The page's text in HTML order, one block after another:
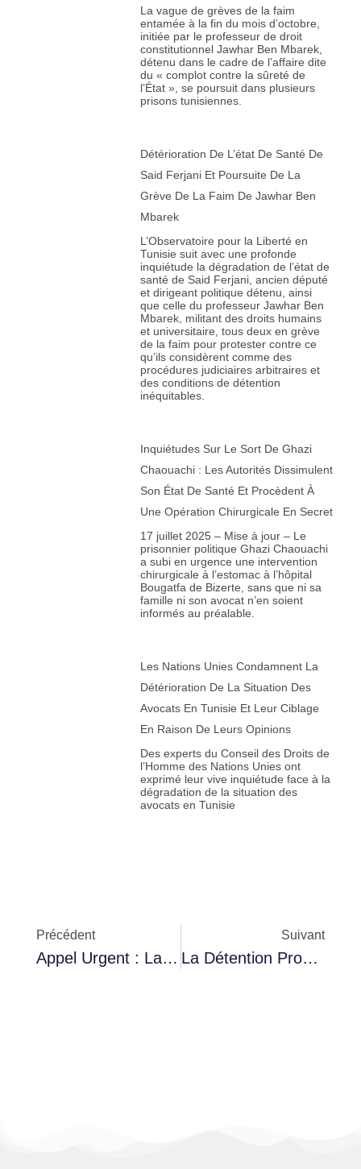
La vague de grèves de la faim
entamée à la fin du mois d’octobre,
initiée par le professeur de droit
constitutionnel Jawhar Ben Mbarek,
détenu dans le cadre de l’affaire dite
du « complot contre la sûreté de
l’État », se poursuit dans plusieurs
prisons tunisiennes.
Détérioration De L’état De Santé De
Said Ferjani Et Poursuite De La
Grève De La Faim De Jawhar Ben
Mbarek
L’Observatoire pour la Liberté en
Tunisie suit avec une profonde
inquiétude la dégradation de l’état de
santé de Said Ferjani, ancien député
et dirigeant politique détenu, ainsi
que celle du professeur Jawhar Ben
Mbarek, militant des droits humains
et universitaire, tous deux en grève
de la faim pour protester contre ce
qu’ils considèrent comme des
procédures judiciaires arbitraires et
des conditions de détention
inéquitables.
Inquiétudes Sur Le Sort De Ghazi
Chaouachi : Les Autorités Dissimulent
Son État De Santé Et Procèdent À
Une Opération Chirurgicale En Secret
17 juillet 2025 – Mise à jour – Le
prisonnier politique Ghazi Chaouachi
a subi en urgence une intervention
chirurgicale à l’estomac à l’hôpital
Bougatfa de Bizerte, sans que ni sa
famille ni son avocat n’en soient
informés au préalable.
Les Nations Unies Condamnent La
Détérioration De La Situation Des
Avocats En Tunisie Et Leur Ciblage
En Raison De Leurs Opinions
Des experts du Conseil des Droits de
l’Homme des Nations Unies ont
exprimé leur vive inquiétude face à la
dégradation de la situation des
avocats en Tunisie
Précédent
Appel Urgent : La Santé De La Militante Des Droits De L’homme Sihem Bensedrine Est En Danger : Les Autorités Doivent La Libérer Immédiatement
Suivant
La Détention Provisoire De Sihem Bensedrine Prolongée Malgré Les Inquiétudes Concernant Sa Santé